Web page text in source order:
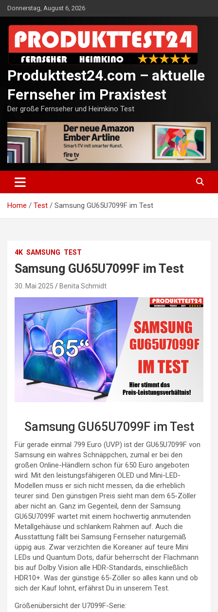
Skip
to
content
Donnerstag, August 6, 2026
Produkttest24.com – aktuelle
Fernseher im Praxistest
Der große Fernseher und Heimkino Test
Home Test Samsung GU65U7099F im Test
4K SAMSUNG TEST
Samsung GU65U7099F im Test
30. Mai 2025 Benita Schmidt
Samsung GU65U7099F im Test
Für gerade einmal 799 Euro (UVP) ist der GU65U7099F von
Samsung ein wahres Schnäppchen, zumal er bei den
großen Online-Händlern schon für 650 Euro angeboten
wird. Mit den leistungsfähigeren OLED und Mini-LED-
Modellen muss er sich nicht messen, da die erheblich
teurer sind. Den günstigen Preis sieht man dem 65-Zöller
aber nicht an. Ganz im Gegenteil, denn der Samsung
GU65U7099F wartet mit einem hochwertig anmutenden
Metallgehäuse und schlankem Rahmen auf. Auch die
Ausstattung fällt bei Samsung Fernseher naturgemäß
üppig aus. Zwar verzichten die Koreaner auf teure Mini
LEDs und Quantum Dots, dafür beherrscht der Flachmann
bis auf Dolby Vision alle HDR-Standards, einschließlich
HDR10+. Was der günstige 65-Zöller so alles kann und ob
sich der Kauf lohnt, erfährst Du in unserem Test.
Größenübersicht der U7099F-Serie: